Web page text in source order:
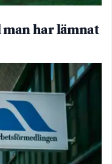
man har lämnat